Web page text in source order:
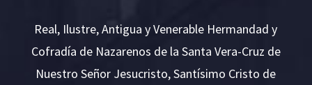
Real, Ilustre, Antigua y Venerable Hermandad y
Cofradía de Nazarenos de la Santa Vera-Cruz de
Nuestro Señor Jesucristo, Santísimo Cristo de